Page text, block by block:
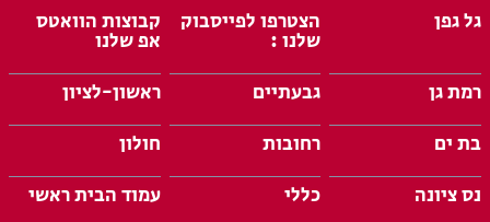
גל גפן הצטרפו לפייסבוק
שלנו :
קבוצות הוואטס
אפ שלנו
רמת גן
גבעתיים
ראשון-לציון
בת ים
רחובות
חולון
נס ציונה
כללי
עמוד הבית ראשי